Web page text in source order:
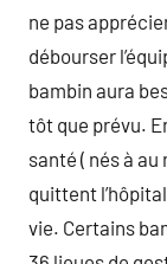
ne pas
débourser
bambin aura
tôt que prévu.
santé ( nés à
quittent
vie. Certains